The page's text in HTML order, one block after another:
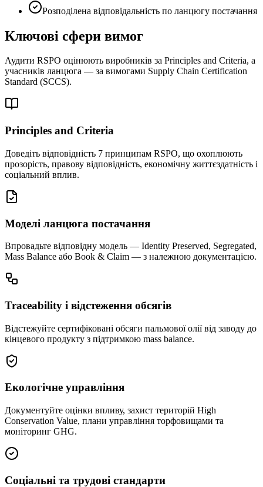
Розподілена відповідальність по ланцюгу постачання
Ключові сфери вимог
Аудити RSPO оцінюють виробників за Principles and Criteria, а
учасників ланцюга — за вимогами Supply Chain Certification
Standard (SCCS).
Principles and Criteria
Доведіть відповідність 7 принципам RSPO, що охоплюють
прозорість, правову відповідність, економічну життєздатність і
соціальний вплив.
Моделі ланцюга постачання
Впровадьте відповідну модель — Identity Preserved, Segregated,
Mass Balance або Book & Claim — з належною документацією.
Traceability і відстеження обсягів
Відстежуйте сертифіковані обсяги пальмової олії від заводу до
кінцевого продукту з підтримкою mass balance.
Екологічне управління
Документуйте оцінки впливу, захист територій High
Conservation Value, плани управління торфовищами та
моніторинг GHG.
Соціальні та трудові стандарти